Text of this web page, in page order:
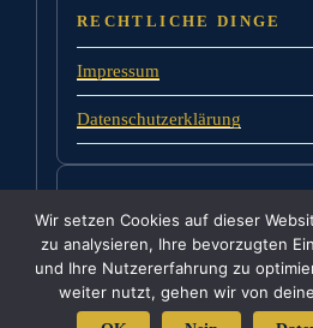
RECHTLICHE DINGE
Impressum
Datenschutzerklärung
WO WIR NOCH ZU
Wir setzen Cookies auf dieser
zu analysieren, Ihre bevorzugten
und Ihre Nutzererfahrung zu
weiter nutzt, gehen wir von